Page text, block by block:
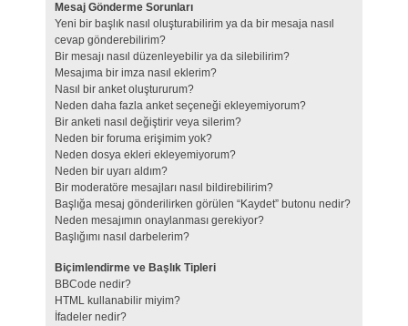
Mesaj Gönderme Sorunları
Yeni bir başlık nasıl oluşturabilirim ya da bir mesaja nasıl
cevap gönderebilirim?
Bir mesajı nasıl düzenleyebilir ya da silebilirim?
Mesajıma bir imza nasıl eklerim?
Nasıl bir anket oluştururum?
Neden daha fazla anket seçeneği ekleyemiyorum?
Bir anketi nasıl değiştirir veya silerim?
Neden bir foruma erişimim yok?
Neden dosya ekleri ekleyemiyorum?
Neden bir uyarı aldım?
Bir moderatöre mesajları nasıl bildirebilirim?
Başlığa mesaj gönderilirken görülen “Kaydet” butonu nedir?
Neden mesajımın onaylanması gerekiyor?
Başlığımı nasıl darbelerim?
Biçimlendirme ve Başlık Tipleri
BBCode nedir?
HTML kullanabilir miyim?
İfadeler nedir?